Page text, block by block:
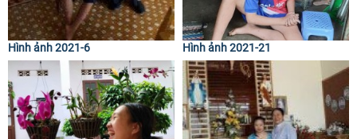
Hình ảnh 2021-6 Hình ảnh 2021-21